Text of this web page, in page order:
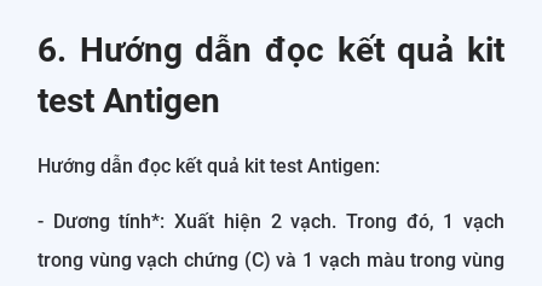
6. Hướng dẫn đọc kết quả kit
test Antigen
Hướng dẫn đọc kết quả kit test Antigen:
- Dương tính*: Xuất hiện 2 vạch. Trong đó, 1 vạch
trong vùng vạch chứng (C) và 1 vạch màu trong vùng